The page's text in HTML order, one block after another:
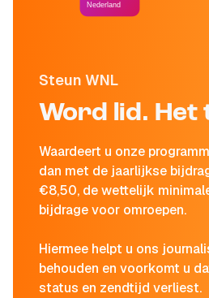
Steun WNL
Word lid. Het
Waardeert u onze
dan met de jaarlijkse
€8,50, de wettelijk
bijdrage voor omroepen.
Hiermee helpt u ons
behouden en voorkomt u
status en zendtijd verliest.
Nederland